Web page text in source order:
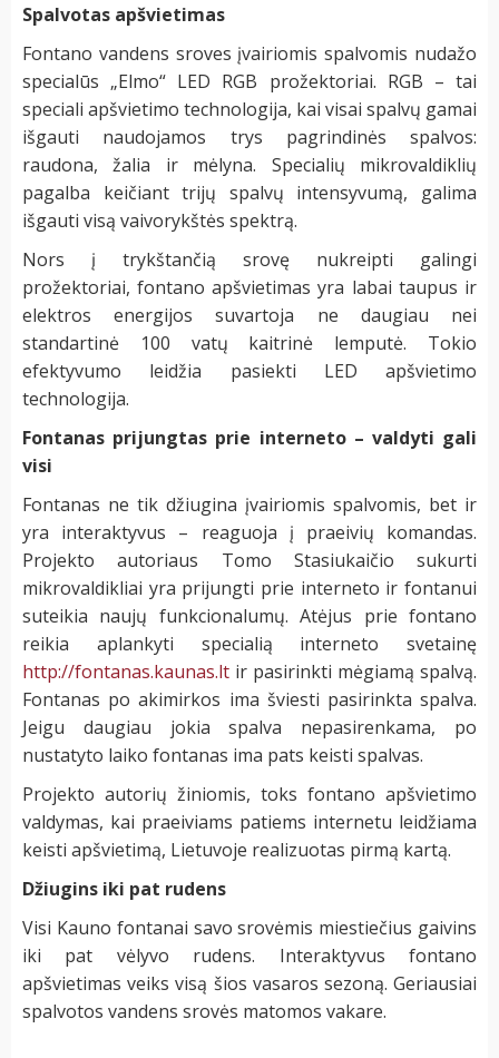
Spalvotas apšvietimas
Fontano vandens sroves įvairiomis spalvomis nudažo
specialūs „Elmo“ LED RGB prožektoriai. RGB – tai
speciali apšvietimo technologija, kai visai spalvų gamai
išgauti naudojamos trys pagrindinės spalvos:
raudona, žalia ir mėlyna. Specialių mikrovaldiklių
pagalba keičiant trijų spalvų intensyvumą, galima
išgauti visą vaivorykštės spektrą.
Nors į trykštančią srovę nukreipti galingi
prožektoriai, fontano apšvietimas yra labai taupus ir
elektros energijos suvartoja ne daugiau nei
standartinė 100 vatų kaitrinė lemputė. Tokio
efektyvumo leidžia pasiekti LED apšvietimo
technologija.
Fontanas prijungtas prie interneto – valdyti gali
visi
Fontanas ne tik džiugina įvairiomis spalvomis, bet ir
yra interaktyvus – reaguoja į praeivių komandas.
Projekto autoriaus Tomo Stasiukaičio sukurti
mikrovaldikliai yra prijungti prie interneto ir fontanui
suteikia naujų funkcionalumų. Atėjus prie fontano
reikia aplankyti specialią interneto svetainę
http://fontanas.kaunas.lt ir pasirinkti mėgiamą spalvą.
Fontanas po akimirkos ima šviesti pasirinkta spalva.
Jeigu daugiau jokia spalva nepasirenkama, po
nustatyto laiko fontanas ima pats keisti spalvas.
Projekto autorių žiniomis, toks fontano apšvietimo
valdymas, kai praeiviams patiems internetu leidžiama
keisti apšvietimą, Lietuvoje realizuotas pirmą kartą.
Džiugins iki pat rudens
Visi Kauno fontanai savo srovėmis miestiečius gaivins
iki pat vėlyvo rudens. Interaktyvus fontano
apšvietimas veiks visą šios vasaros sezoną. Geriausiai
spalvotos vandens srovės matomos vakare.